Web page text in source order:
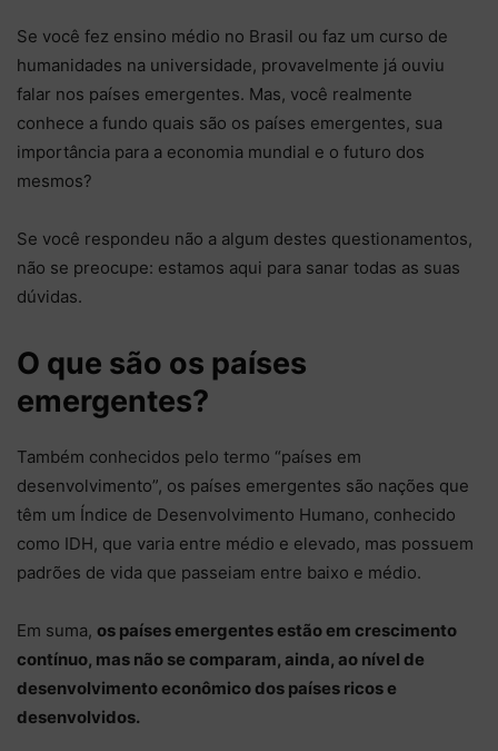
Se você fez ensino médio no Brasil ou faz um curso de
humanidades na universidade, provavelmente já ouviu
falar nos países emergentes. Mas, você realmente
conhece a fundo quais são os países emergentes, sua
importância para a economia mundial e o futuro dos
mesmos?
Se você respondeu não a algum destes questionamentos,
não se preocupe: estamos aqui para sanar todas as suas
dúvidas.
O que são os países
emergentes?
Também conhecidos pelo termo “países em
desenvolvimento”, os países emergentes são nações que
têm um Índice de Desenvolvimento Humano, conhecido
como IDH, que varia entre médio e elevado, mas possuem
padrões de vida que passeiam entre baixo e médio.
Em suma, os países emergentes estão em crescimento
contínuo, mas não se comparam, ainda, ao nível de
desenvolvimento econômico dos países ricos e
desenvolvidos.